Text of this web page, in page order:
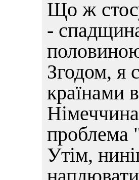
Що ж
-
Згодом, я
країнами
проблема
Утім,